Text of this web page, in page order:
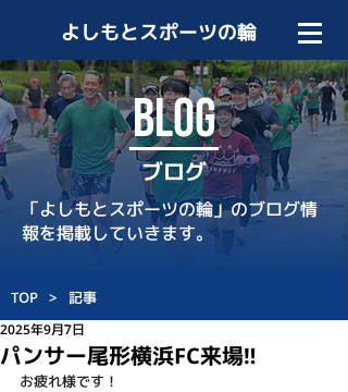
よしもとスポーツの輪
BLOG
ブログ
「よしもとスポーツの輪」のブログ情
報を掲載していきます。
TOP > 記事
パンサー尾形横浜FC来場‼️
2025年9月7日
お疲れ様です！